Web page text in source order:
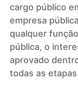
cargo público
empresa
qualquer
pública, o
aprovado
todas as